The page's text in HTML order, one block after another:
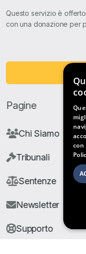
Questo servizio è
con una donazione per
Pagine
Chi Siamo
Tribunali
Sentenze
Newsletter
Supporto
con